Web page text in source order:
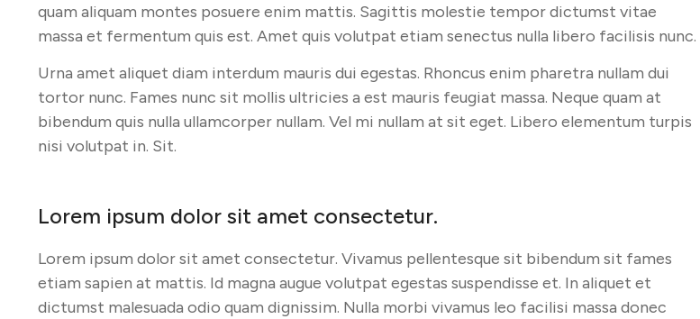
quam aliquam montes posuere enim mattis. Sagittis molestie tempor dictumst vitae
massa et fermentum quis est. Amet quis volutpat etiam senectus nulla libero facilisis nunc.
Urna amet aliquet diam interdum mauris dui egestas. Rhoncus enim pharetra nullam dui
tortor nunc. Fames nunc sit mollis ultricies a est mauris feugiat massa. Neque quam at
bibendum quis nulla ullamcorper nullam. Vel mi nullam at sit eget. Libero elementum turpis
nisi volutpat in. Sit.
Lorem ipsum dolor sit amet consectetur.
Lorem ipsum dolor sit amet consectetur. Vivamus pellentesque sit bibendum sit fames
etiam sapien at mattis. Id magna augue volutpat egestas suspendisse et. In aliquet et
dictumst malesuada odio quam dignissim. Nulla morbi vivamus leo facilisi massa donec